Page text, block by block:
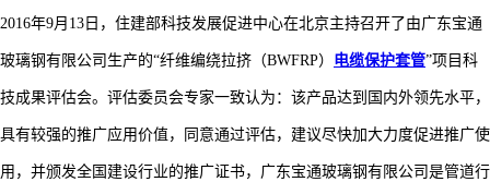
2016年9月13日，住建部科技发展促进中心在北京主持召开了由广东宝通
玻璃钢有限公司生产的“纤维编绕拉挤（BWFRP） 电缆保护套管”项目科
技成果评估会。评估委员会专家一致认为：该产品达到国内外领先水平，
具有较强的推广应用价值，同意通过评估，建议尽快加大力度促进推广使
用，并颁发全国建设行业的推广证书，广东宝通玻璃钢有限公司是管道行